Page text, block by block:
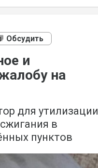
Обсудить
и
на
для утилизации
в
пунктов